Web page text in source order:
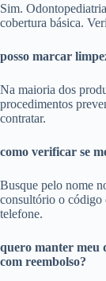
Sim.
cobertura básica.
posso marcar
Na maioria dos
procedimentos
contratar.
como verificar se
Busque pelo nome
consultório o código
telefone.
quero manter meu
com reembolso?